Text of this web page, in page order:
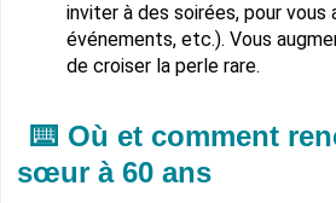
inviter à des soirées, pour vous
événements, etc.). Vous
de croiser la perle rare.
⌨️ Où et comment
sœur à 60 ans